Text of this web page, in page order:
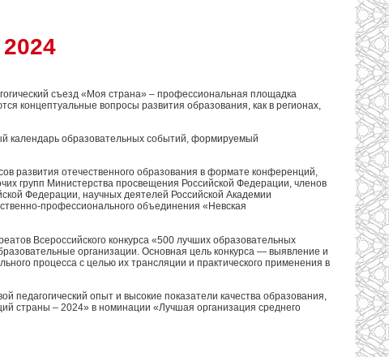
съезд «Моя страна» – профессиональная площадка
концептуальные вопросы развития образования, как в регионах,
календарь образовательных событий, формируемый
развития отечественного образования в формате конференций,
групп Министерства просвещения Российской Федерации, членов
Федерации, научных деятелей Российской Академии
профессионального объединения «Невская
Всероссийского конкурса «500 лучших образовательных
организации. Основная цель конкурса — выявление и
процесса с целью их трансляции и практического применения в
педагогический опыт и высокие показатели качества образования,
страны – 2024» в номинации «Лучшая организация среднего